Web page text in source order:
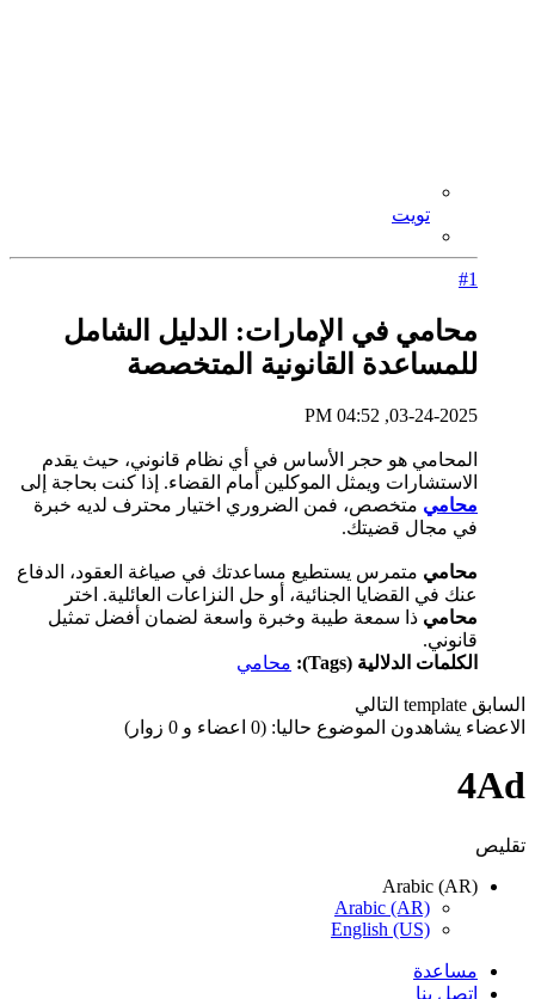
تويت
#1
محامي في الإمارات: الدليل الشامل
للمساعدة القانونية المتخصصة
03-24-2025, 04:52 PM
المحامي هو حجر الأساس في أي نظام قانوني، حيث يقدم
الاستشارات ويمثل الموكلين أمام القضاء. إذا كنت بحاجة إلى
محامي متخصص، فمن الضروري اختيار محترف لديه خبرة
في مجال قضيتك.
محامي متمرس يستطيع مساعدتك في صياغة العقود، الدفاع
عنك في القضايا الجنائية، أو حل النزاعات العائلية. اختر
محامي ذا سمعة طيبة وخبرة واسعة لضمان أفضل تمثيل
قانوني.
الكلمات الدلالية (Tags):
محامي
السابق template التالي
الاعضاء يشاهدون الموضوع حاليا: (0 اعضاء و 0 زوار)
4Ad
تقليص
Arabic (AR)
Arabic (AR)
English (US)
مساعدة
اتصل بنا